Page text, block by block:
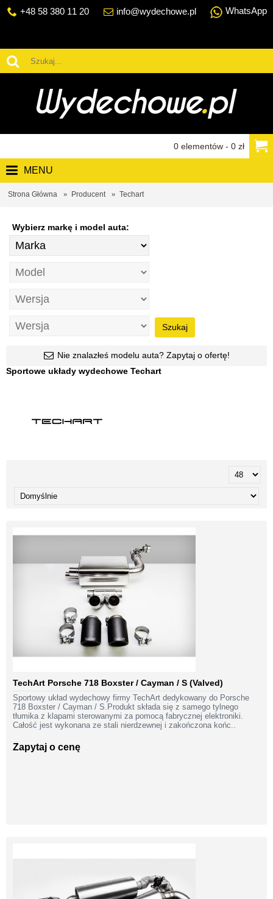
+48 58 380 11 20 info@wydechowe.pl WhatsApp
0 elementów - 0 zł
MENU
Strona Główna Producent Techart
Wybierz markę i model auta:
Szukaj
Nie znalazłeś modelu auta? Zapytaj o ofertę!
Sportowe układy wydechowe Techart
TechArt Porsche 718 Boxster / Cayman / S (Valved)
Sportowy układ wydechowy firmy TechArt dedykowany do Porsche
718 Boxster / Cayman / S.Produkt składa się z samego tylnego
tłumika z klapami sterowanymi za pomocą fabrycznej elektroniki.
Całość jest wykonana ze stali nierdzewnej i zakończona końc..
Zapytaj o cenę